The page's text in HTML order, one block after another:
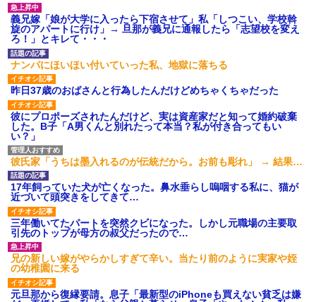
【衝撃】葬儀屋「火葬プラン
はどうなさいますか？」ワイ喪
主「直葬で(即答)」→結果ァw w
w w w w w w w w
【画像】このLINEでなんで女
が怒ってるのか分かんない奴は
モテない奴確定らしい←お前ら
は勿論わかるよ
な？？？？？？？
なぜ自民党批判だけは表現の
自由ではないのか
【悲報】取引先専務「Aを20個
注文する」 ぼく「いつも1～2
個しか使わないけど本当に20で
あってる？」 取専「あって
る」→結果『こう』なったんだ
がコレワイが悪いん
か？？？？？？？？
妹と差をつけて育てられた。
妹「家も土地も、財産はすべて
私が継ぐ。相続は放棄して」母
「うんうん」私「わかった」 →
数年後、復讐のチャンスがや...
ハードオフに売っていた4万
4000円のフィギュアがヤバすぎ
るｗｗｗｗｗｗ「こんな高い
の？ｗｗ」「逆に超安い」
【驚愕】養育費を払い続けた
結果…元妻の裏切りが判
職場で電話を取った新入社員
てショックを受けたことがあっ
た
既婚女性が夫に夕飯も用意せ
ず週２で遊びに行くって多いか
な？遅くても21時には帰宅して
主な税金の成り立ちを調べて
みたよ
義兄嫁「娘が大学に入ったら下宿させて」私「しつこい、学校斡
旋のアパートに行け」→ 旦那が義兄に通報したら「志望校を変え
ろ！」とキレて・・・
ナンパにほいほい付いていった私、地獄に落ちる
昨日37歳のおばさんと行為したんだけどめちゃくちゃだった
彼にプロポーズされたんだけど、実は資産家だと知って婚約破棄
した。B子「A男くんと別れたって本当？私が付き合ってもい
い？」
彼氏家「うちは墨入れるのが伝統だから。お前も彫れ」 → 結果…
17年飼っていた犬が亡くなった。鼻水垂らし嗚咽する私に、猫が
近づいて頭突きをしてきて…
三年働いてたパートを突然クビになった。しかし元職場の主要取
引先のトップが母方の叔父だったので…
兄の新しい嫁がやらかしすぎて辛い。当たり前のように実家や姪
の幼稚園に来る
元旦那から復縁要請。息子「最新型のiPhoneも買えない貧乏は嫌